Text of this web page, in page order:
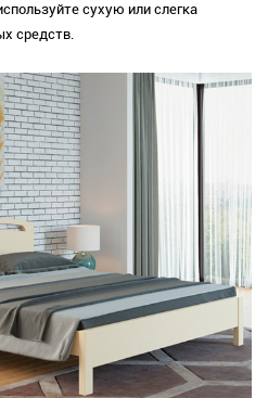
сухую или слегка
средств.